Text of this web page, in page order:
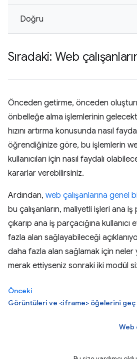
Doğru
Sıradaki: Web
Önceden getirme, önceden
önbelleğe alma işlemlerinin
hızını artırma konusunda nasıl
öğrendiğinize göre, bu işlemlerin
kullanıcıları için nasıl faydalı
kararlar verebilirsiniz.
Ardından, web çalışanlarına genel
bu çalışanların, maliyetli işleri ana iş
çıkarıp ana iş parçacığına
fazla alan sağlayabileceği
daha fazla alan sağlamak için neler
merak ettiyseniz sonraki iki modül
Önceki
Görüntüleri ve <iframe> öğelerini geç
Web